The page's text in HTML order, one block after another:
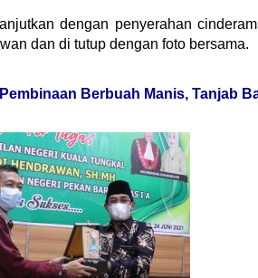
dengan penyerahan
dan di tutup dengan foto bersama.
Pembinaan Berbuah Manis, Tanjab